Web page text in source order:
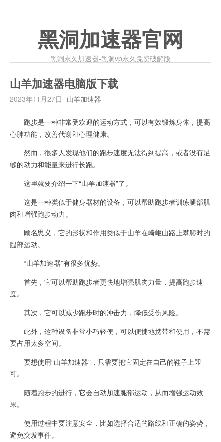
黑洞加速器官网
黑洞永久加速器-黑洞vp永久免费破解版
山羊加速器电脑版下载
2023年11月27日 山羊加速器
跑步是一种非常受欢迎的运动方式，可以有效锻炼身体，提高
心肺功能，改善代谢和心理健康。
然而，很多人发现他们的跑步速度无法得到提高，或者没有足
够的动力和能量来进行长跑。
这里就要介绍一下“山羊加速器”了。
这是一种类似于健身器材的设备，可以帮助跑步者训练腿部肌
肉和增强跑步动力。
顾名思义，它的形状和作用类似于山羊在崎岖山路上攀爬时的
腿部运动。
“山羊加速器”有很多优势。
首先，它可以帮助跑步者更快地增强肌肉力量，提高跑步速
度。
其次，它可以减少跑步时的冲击力，降低受伤风险。
此外，这种设备非常小巧轻便，可以便捷地携带和使用，不需
要占用太多空间。
要想使用“山羊加速器”，只需要把它固定在自己的鞋子上即
可。
随着跑步的进行，它会自动加速腿部运动，从而增强运动效
果。
使用过程中要注意安全，比如选择合适的路线和正确的姿势，
避免突发事件。